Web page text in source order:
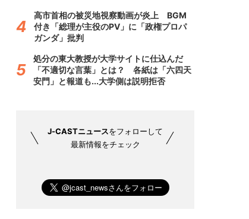
高市首相の被災地視察動画が炎上 BGM
付き「総理が主役のPV」に「政権プロパ
ガンダ」批判
処分の東大教授が大学サイトに仕込んだ
「不適切な言葉」とは？ 各紙は「六四天
安門」と報道も...大学側は説明拒否
J-CASTニュースをフォローして
最新情報をチェック